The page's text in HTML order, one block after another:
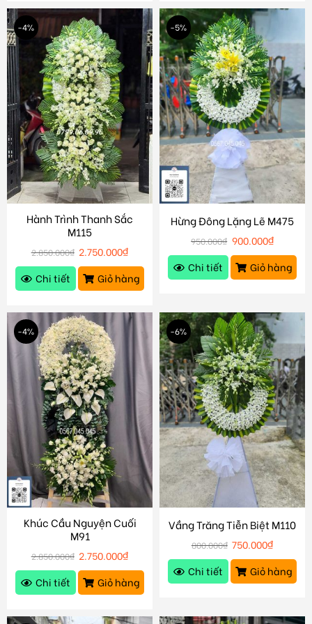
-4%
Hành Trình Thanh Sắc
M115
2.850.000₫ 2.750.000₫
Chi tiết
Giỏ hàng
-5%
Hừng Đông Lặng Lẽ M475
950.000₫ 900.000₫
Chi tiết
Giỏ hàng
-4%
Khúc Cầu Nguyện Cuối
M91
2.850.000₫ 2.750.000₫
Chi tiết
Giỏ hàng
-6%
Vầng Trăng Tiễn Biệt M110
800.000₫ 750.000₫
Chi tiết
Giỏ hàng